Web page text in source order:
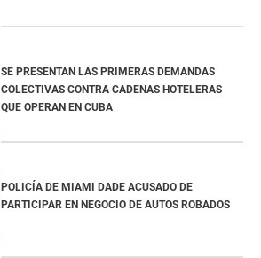
SE PRESENTAN LAS PRIMERAS DEMANDAS
COLECTIVAS CONTRA CADENAS HOTELERAS
QUE OPERAN EN CUBA
POLICÍA DE MIAMI DADE ACUSADO DE
PARTICIPAR EN NEGOCIO DE AUTOS ROBADOS